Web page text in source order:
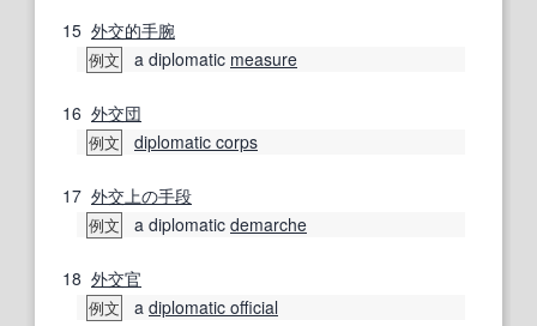
15 外交的手腕
例文 a diplomatic measure
16 外交団
例文 diplomatic corps
17 外交上の手段
例文 a diplomatic demarche
18 外交官
例文 a diplomatic official